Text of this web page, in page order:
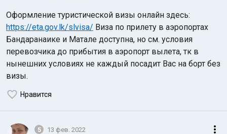
Оформление туристической визы онлайн здесь:
https://eta.gov.lk/slvisa/ Виза по прилету в аэропортах
Бандаранаике и Матале доступна, но см. условия
перевозчика до прибытия в аэропорт вылета, тк в
нынешних условиях не каждый посадит Вас на борт без
визы.
Нравится
5 13 фев. 2022